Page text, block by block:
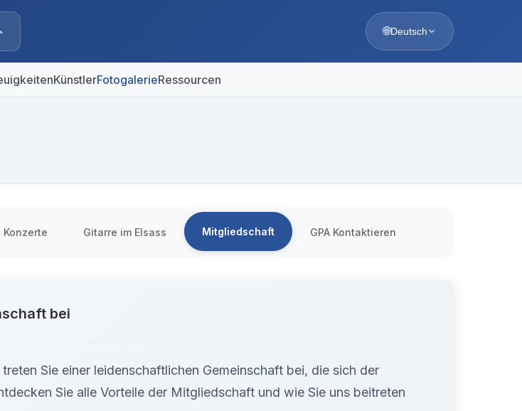
🌐Deutsch
KünstlerFotogalerieRessourcen
Konzerte Gitarre im Elsass Mitgliedschaft GPA Kontaktieren
bei
Sie einer leidenschaftlichen Gemeinschaft bei, die sich der
Sie alle Vorteile der Mitgliedschaft und wie Sie uns beitreten